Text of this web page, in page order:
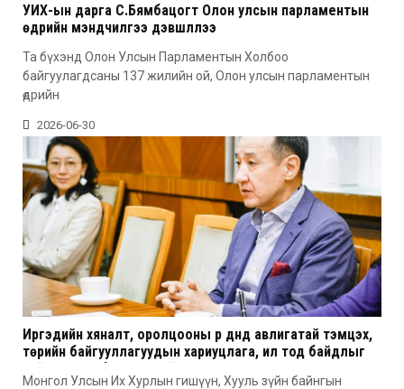
УИХ-ын дарга С.Бямбацогт Олон улсын парламентын
өдрийн мэндчилгээ дэвшүүллээ
Та бүхэнд Олон Улсын Парламентын Холбоо
байгуулагдсаны 137 жилийн ой, Олон улсын парламентын
өдрийн
2026-06-30
Иргэдийн хяналт, оролцооны үр дүнд авлигатай тэмцэх,
төрийн байгууллагуудын хариуцлага, ил тод байдлыг
сайжруулах боломжтой гэв
Монгол Улсын Их Хурлын гишүүн, Хууль зүйн байнгын